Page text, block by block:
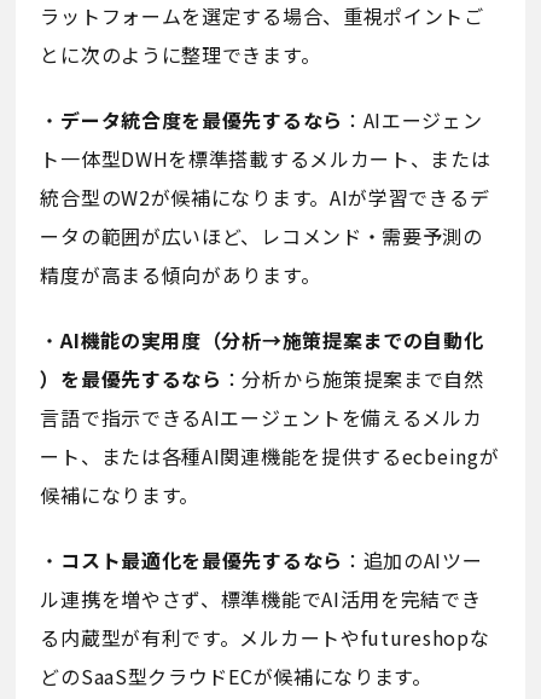
ラットフォームを選定する場合、重視ポイントご
とに次のように整理できます。
・ データ統合度を最優先するなら ：AIエージェン
ト一体型DWHを標準搭載するメルカート、または
統合型のW2が候補になります。AIが学習できるデ
ータの範囲が広いほど、レコメンド・需要予測の
精度が高まる傾向があります。
・AI機能の実用度（分析→施策提案までの自動化
）を最優先するなら ：分析から施策提案まで自然
言語で指示できるAIエージェントを備えるメルカ
ート、または各種AI関連機能を提供するecbeingが
候補になります。
・ コスト最適化を最優先するなら ：追加のAIツー
ル連携を増やさず、標準機能でAI活用を完結でき
る内蔵型が有利です。メルカートやfutureshopな
どのSaaS型クラウドECが候補になります。